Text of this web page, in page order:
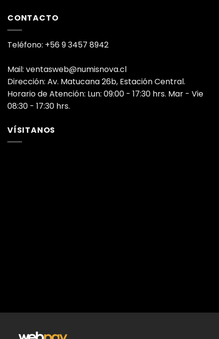
CONTACTO
Teléfono: +56 9 3457 8942
Mail: ventasweb@numisnova.cl
Dirección: Av. Matucana 26b, Estación Central.
Horario de Atención: Lun: 09:00 - 17:30 hrs. Mar - Vie
08:30 - 17:30 hrs.
VÍSITANOS